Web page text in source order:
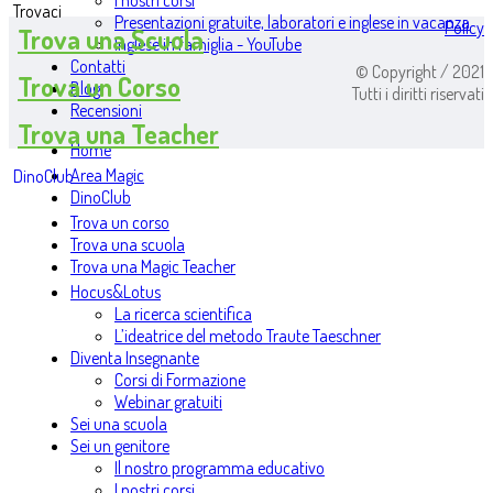
Presentazioni gratuite, laboratori e inglese in vacanza
Inglese in famiglia - YouTube
Contatti
Blog
Recensioni
Home
Area Magic
DinoClub
Trova un corso
Trova una scuola
Trova una Magic Teacher
Hocus&Lotus
La ricerca scientifica
L’ideatrice del metodo Traute Taeschner
Diventa Insegnante
Corsi di Formazione
Webinar gratuiti
Sei una scuola
Sei un genitore
Il nostro programma educativo
Trovaci
Trova una Scuola
Trova un Corso
Trova una Teacher
DinoClub
Policy
© Copyright / 2021
Tutti i diritti riservati